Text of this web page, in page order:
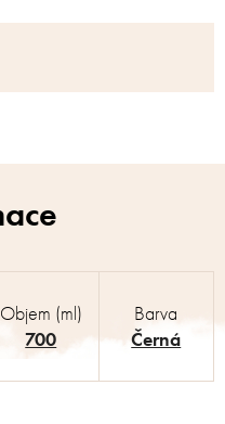
Objem (ml)
700
Barva
Černá